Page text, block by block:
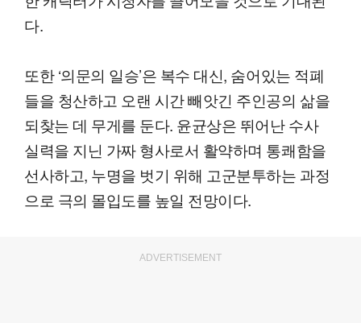
다.
또한 ‘의문의 일승’은 복수 대신, 숨어있는 적폐
들을 청산하고 오랜 시간 빼앗긴 주인공의 삶을
되찾는 데 무게를 둔다. 윤균상은 뛰어난 수사
실력을 지닌 가짜 형사로서 활약하며 통쾌함을
선사하고, 누명을 벗기 위해 고군분투하는 과정
으로 극의 몰입도를 높일 전망이다.
ADVERTISEMENT